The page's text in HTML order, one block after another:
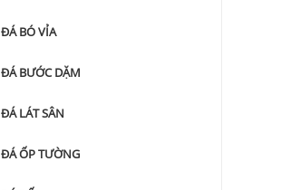
ĐÁ BÓ VỈA
ĐÁ BƯỚC DẶM
ĐÁ LÁT SÂN
ĐÁ ỐP TƯỜNG